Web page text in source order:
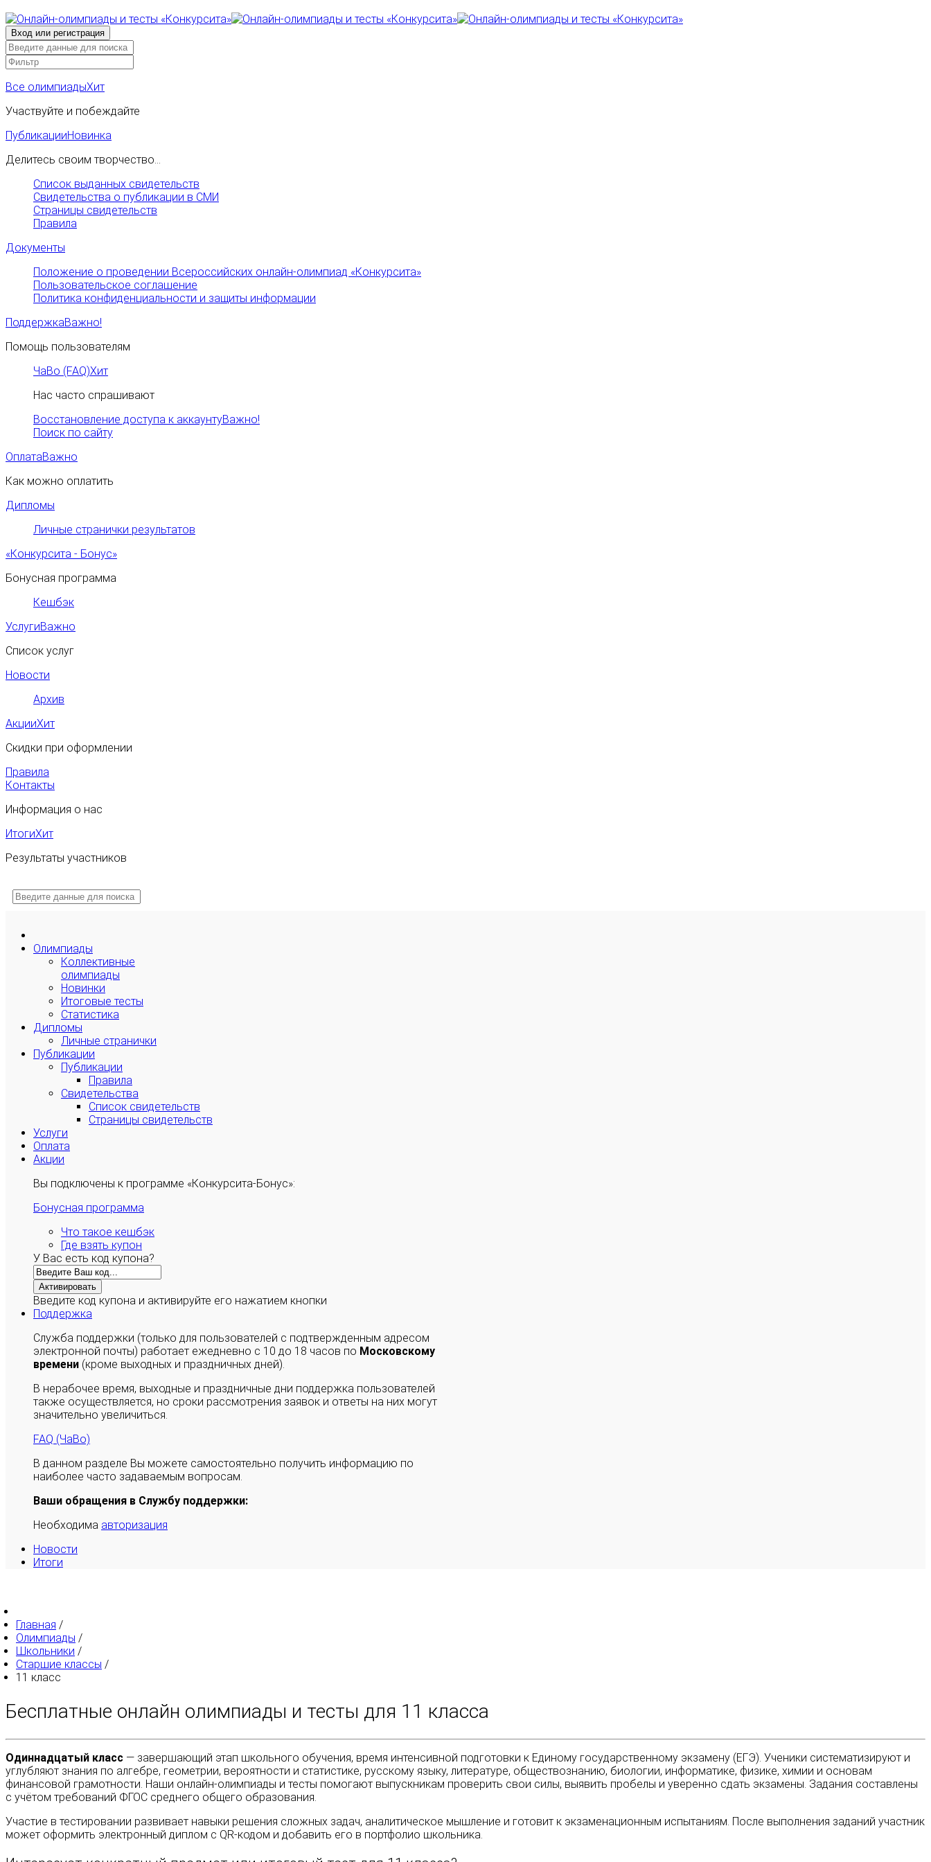
Все олимпиадыХит
Участвуйте и побеждайте
ПубликацииНовинка
Делитесь своим творчество...
Список выданных свидетельств
Свидетельства о публикации в СМИ
Страницы свидетельств
Правила
Документы
Положение о проведении Всероссийских онлайн-олимпиад «Конкурсита»
Пользовательское соглашение
Политика конфиденциальности и защиты информации
ПоддержкаВажно!
Помощь пользователям
ЧаВо (FAQ)Хит
Нас часто спрашивают
Восстановление доступа к аккаунтуВажно!
Поиск по сайту
ОплатаВажно
Как можно оплатить
Дипломы
Личные странички результатов
«Конкурсита - Бонус»
Бонусная программа
Кешбэк
УслугиВажно
Список услуг
Новости
Архив
АкцииХит
Скидки при оформлении
Правила
Контакты
Информация о нас
ИтогиХит
Результаты участников
Олимпиады
Коллективные
олимпиады
Новинки
Итоговые тесты
Статистика
Дипломы
Личные странички
Публикации
Публикации
Правила
Свидетельства
Список свидетельств
Страницы свидетельств
Услуги
Оплата
Акции
Вы подключены к программе «Конкурсита-Бонус»:
Бонусная программа
Что такое кешбэк
Где взять купон
У Вас есть код купона?
Активировать
Введите код купона и активируйте его нажатием кнопки
Поддержка
Служба поддержки (только для пользователей с подтвержденным адресом
электронной почты) работает ежедневно с 10 до 18 часов по Московскому
времени (кроме выходных и праздничных дней).
В нерабочее время, выходные и праздничные дни поддержка пользователей
также осуществляется, но сроки рассмотрения заявок и ответы на них могут
значительно увеличиться.
FAQ (ЧаВо)
В данном разделе Вы можете самостоятельно получить информацию по
наиболее часто задаваемым вопросам.
Ваши обращения в Службу поддержки:
Необходима авторизация
Новости
Итоги
Главная /
Олимпиады /
Школьники /
Старшие классы /
11 класс
Бесплатные онлайн олимпиады и тесты для 11 класса
Одиннадцатый класс — завершающий этап школьного обучения, время интенсивной подготовки к Единому государственному экзамену (ЕГЭ). Ученики систематизируют и
углубляют знания по алгебре, геометрии, вероятности и статистике, русскому языку, литературе, обществознанию, биологии, информатике, физике, химии и основам
финансовой грамотности. Наши онлайн-олимпиады и тесты помогают выпускникам проверить свои силы, выявить пробелы и уверенно сдать экзамены. Задания составлены
с учётом требований ФГОС среднего общего образования.
Участие в тестировании развивает навыки решения сложных задач, аналитическое мышление и готовит к экзаменационным испытаниям. После выполнения заданий участник
может оформить электронный диплом с QR-кодом и добавить его в портфолио школьника.